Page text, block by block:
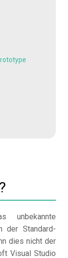
unbekannte
der Standard-
dies nicht der
Visual Studio